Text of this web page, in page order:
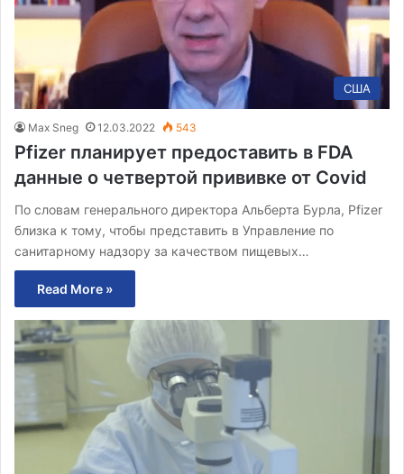
США
Max Sneg 12.03.2022 543
Pfizer планирует предоставить в FDA
данные о четвертой прививке от Covid
По словам генерального директора Альберта Бурла, Pfizer
близка к тому, чтобы представить в Управление по
санитарному надзору за качеством пищевых…
Read More »